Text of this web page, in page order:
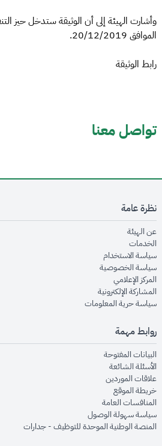
الموافق 20/12/2019.
رابط الوثيقة
تواصل معنا
نظرة عامة
عن الهيئةopens in new window
الخدماتopens in new window
سياسة الاستخدام
سياسة الخصوصيةopens in new window
المركز الإعلاميopens in new window
المشاركة الإلكترونيةopens in new window
سياسة حرية المعلوماتopens in new window
روابط مهمة
البيانات المفتوحةopens in new window
الأسئلة الشائعةopens in new window
علاقات الموردينopens in new window
خريطة الموقعopens in new window
المنافسات العامةopens in new window
سياسة سهولة الوصولopens in new window
المنصة الوطنية الموحدة للتوظيف - جدارات